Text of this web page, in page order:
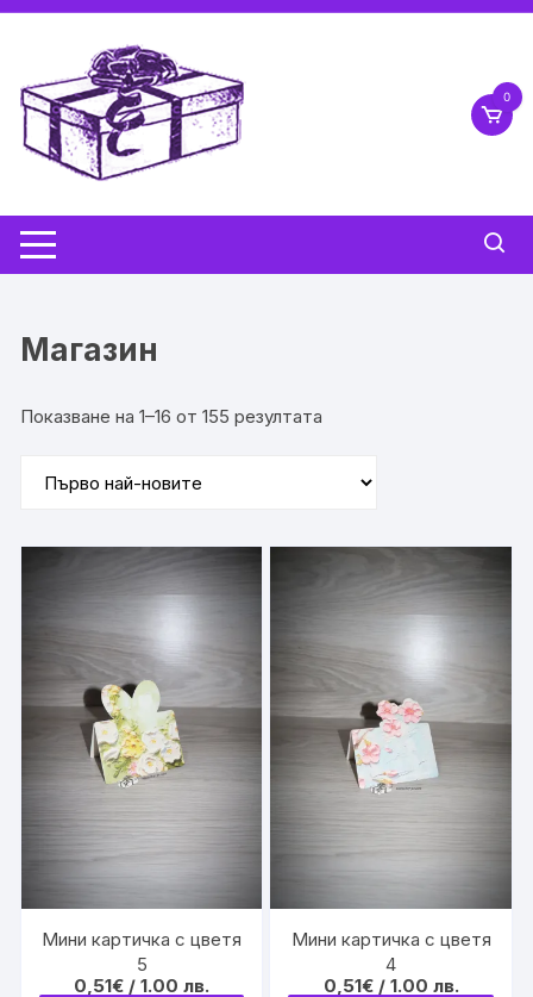
Skip
0
Магазин
Показване на 1–16 от 155 резултата
Мини картичка с цветя
5
0,51€ / 1.00 лв.
Мини картичка с цветя
4
0,51€ / 1.00 лв.